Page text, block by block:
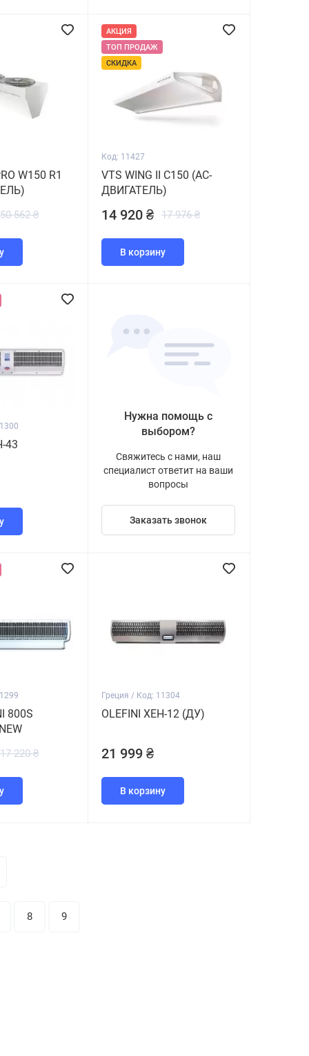
W150 R1
50 562 ₴
АКЦИЯ
ТОП ПРОДАЖ
СКИДКА
Код: 11427
VTS WING II C150 (АС-
ДВИГАТЕЛЬ)
14 920 ₴ 17 976 ₴
В корзину
43
Нужна помощь с
выбором?
Свяжитесь с нами, наш
специалист ответит на ваши
вопросы
Заказать звонок
800S
17 220 ₴
Греция / Код: 11304
OLEFINI ХЕH-12 (ДУ)
21 999 ₴
В корзину
8 9